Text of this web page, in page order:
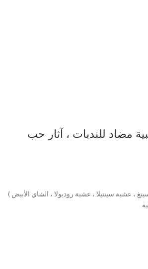
مضاد للندبات ، آثار حب
، عشبة سينتيلا ، عشبة روديولا ، الشاي الأبيض )